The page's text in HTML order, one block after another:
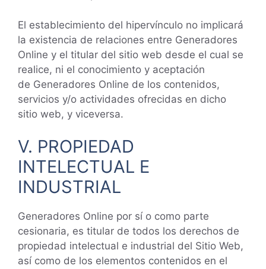
El establecimiento del hipervínculo no implicará
la existencia de relaciones entre Generadores
Online y el titular del sitio web desde el cual se
realice, ni el conocimiento y aceptación
de Generadores Online de los contenidos,
servicios y/o actividades ofrecidas en dicho
sitio web, y viceversa.
V. PROPIEDAD
INTELECTUAL E
INDUSTRIAL
Generadores Online por sí o como parte
cesionaria, es titular de todos los derechos de
propiedad intelectual e industrial del Sitio Web,
así como de los elementos contenidos en el